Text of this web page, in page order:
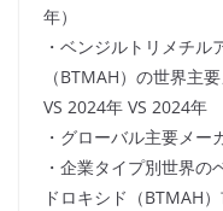
年）
・ベンジルトリメチル
（BTMAH）の世界主
VS 2024年 VS 2024年
・グローバル主要メー
・企業タイプ別世界
ドロキシド（BTMAH